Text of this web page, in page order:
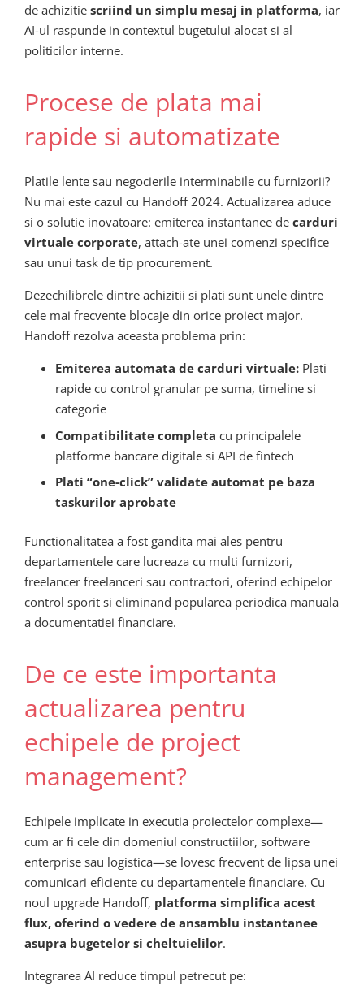
de achizitie scriind un simplu mesaj in platforma, iar
AI-ul raspunde in contextul bugetului alocat si al
politicilor interne.
Procese de plata mai
rapide si automatizate
Platile lente sau negocierile interminabile cu furnizorii?
Nu mai este cazul cu Handoff 2024. Actualizarea aduce
si o solutie inovatoare: emiterea instantanee de carduri
virtuale corporate, attach-ate unei comenzi specifice
sau unui task de tip procurement.
Dezechilibrele dintre achizitii si plati sunt unele dintre
cele mai frecvente blocaje din orice proiect major.
Handoff rezolva aceasta problema prin:
Emiterea automata de carduri virtuale:Plati
rapide cu control granular pe suma, timeline si
categorie
Compatibilitate completa cu principalele
platforme bancare digitale si API de fintech
Plati “one-click” validate automat pe baza
taskurilor aprobate
Functionalitatea a fost gandita mai ales pentru
departamentele care lucreaza cu multi furnizori,
freelancer freelanceri sau contractori, oferind echipelor
control sporit si eliminand popularea periodica manuala
a documentatiei financiare.
De ce este importanta
actualizarea pentru
echipele de project
management?
Echipele implicate in executia proiectelor complexe—
cum ar fi cele din domeniul constructiilor, software
enterprise sau logistica—se lovesc frecvent de lipsa unei
comunicari eficiente cu departamentele financiare. Cu
noul upgrade Handoff, platforma simplifica acest
flux, oferind o vedere de ansamblu instantanee
asupra bugetelor si cheltuielilor.
Integrarea AI reduce timpul petrecut pe: